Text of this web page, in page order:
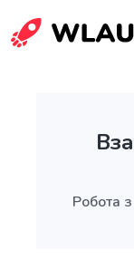
Робота